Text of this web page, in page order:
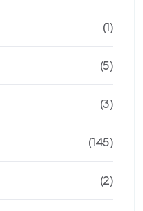
(1)
(5)
(3)
(145)
(2)